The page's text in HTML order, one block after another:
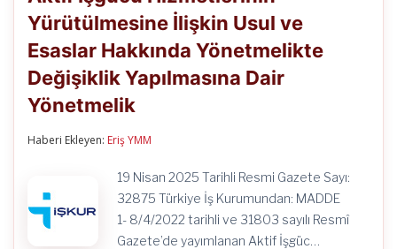
Yürütülmesine
İlişkin
ve
Esaslar
Hakkında
için
Yürütülmesine İlişkin Usul ve
Esaslar Hakkında Yönetmelikte
Değişiklik Yapılmasına Dair
Yönetmelik
Haberi Ekleyen: Eriş YMM
19 Nisan 2025 Tarihli Resmi Gazete Sayı:
32875 Türkiye İş Kurumundan: MADDE
1- 8/4/2022 tarihli ve 31803 sayılı Resmî
Gazete’de yayımlanan Aktif İşgüc…